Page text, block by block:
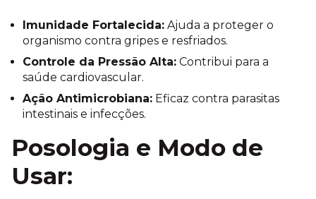
Imunidade Fortalecida: Ajuda a proteger o
organismo contra gripes e resfriados.
Controle da Pressão Alta: Contribui para a
saúde cardiovascular.
Ação Antimicrobiana: Eficaz contra parasitas
intestinais e infecções.
Posologia e Modo de
Usar: